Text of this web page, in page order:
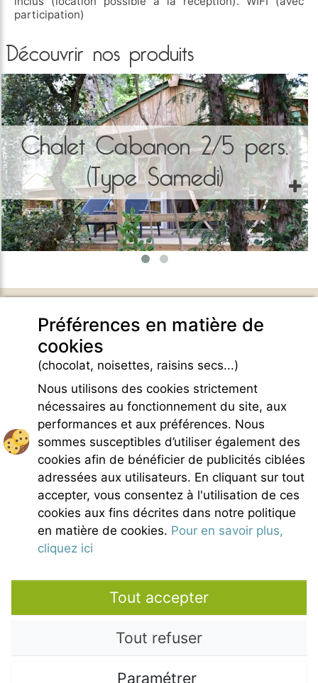
participation)
Découvrir nos produits
Chalet Cabanon 2/5 pers.
(Type Samedi)
132 Chemin de Maraval
84410 Bedoin - France -
GPS Latitude : 44.130661010742187
GPS Longitude : 5.1876931190490723
E-mail :belezy@libranoo.com
Tél : +33(0)4 90 65 60 18
Newsletter France 4 Naturisme
Poser une question
Charte de Bélézy
Mentions légales
Conditions générales de vente
Crédits photos
Contact
Copyright © 2021 – Domaine de Bélézy - All rights reserved. All media and
Préférences en matière de
cookies
(chocolat, noisettes, raisins secs...)
Nous utilisons des cookies strictement
nécessaires au fonctionnement du site, aux
performances et aux préférences. Nous
sommes susceptibles d’utiliser également des
cookies afin de bénéficier de publicités ciblées
adressées aux utilisateurs. En cliquant sur tout
accepter, vous consentez à l'utilisation de ces
cookies aux fins décrites dans notre politique
en matière de cookies. Pour en savoir plus,
cliquez ici
Tout accepter
Tout refuser
Paramétrer